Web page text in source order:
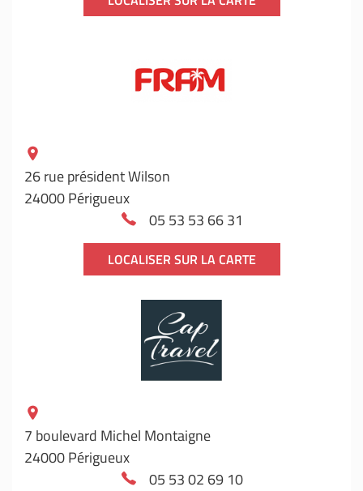
26 rue président Wilson
24000 Périgueux
05 53 53 66 31
LOCALISER SUR LA CARTE
7 boulevard Michel Montaigne
24000 Périgueux
05 53 02 69 10